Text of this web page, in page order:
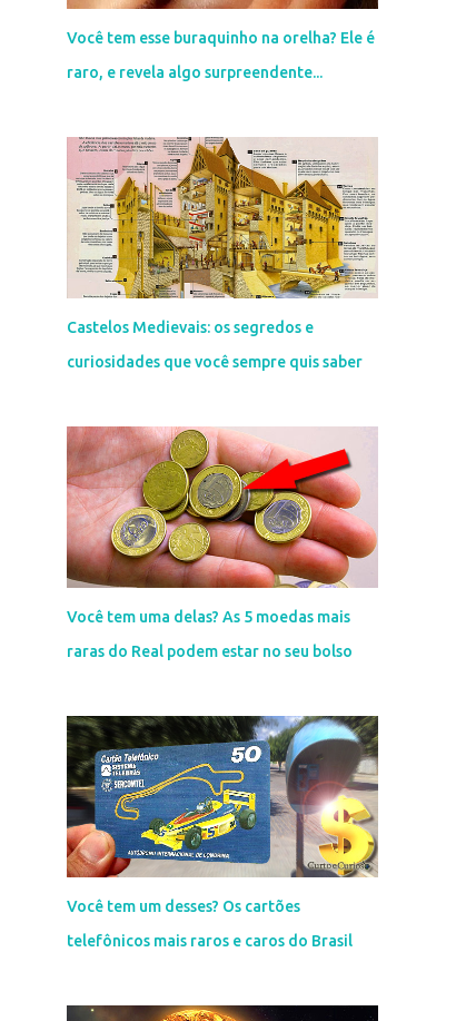
Você tem esse buraquinho na orelha? Ele é
raro, e revela algo surpreendente...
Castelos Medievais: os segredos e
curiosidades que você sempre quis saber
Você tem uma delas? As 5 moedas mais
raras do Real podem estar no seu bolso
Você tem um desses? Os cartões
telefônicos mais raros e caros do Brasil